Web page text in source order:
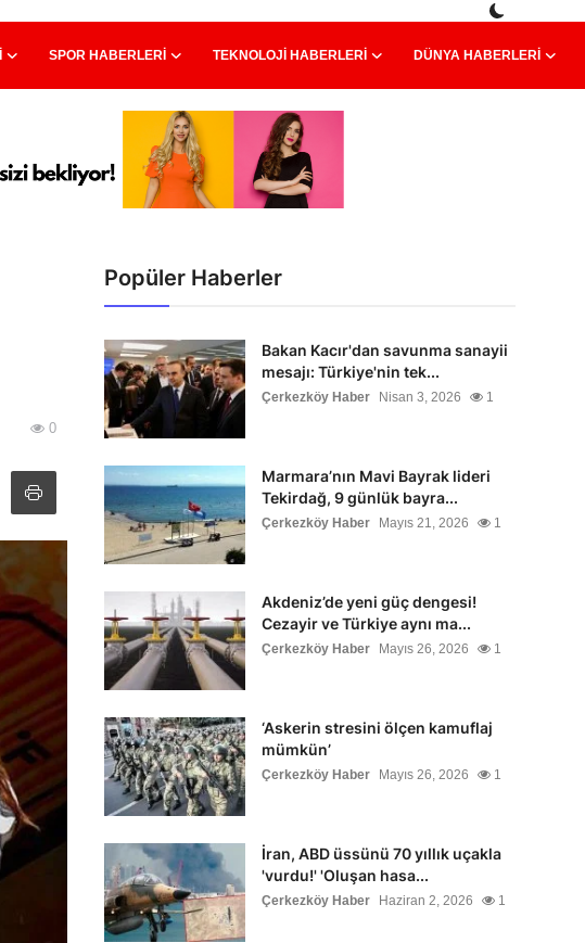
SPOR HABERLERI TEKNOLOJI HABERLERI DÜNYA HABERLERI
0
Popüler Haberler
Bakan Kacır'dan savunma sanayii
mesajı: Türkiye'nin tek...
Çerkezköy Haber Nisan 3, 2026 1
Marmara’nın Mavi Bayrak lideri
Tekirdağ, 9 günlük bayra...
Çerkezköy Haber Mayıs 21, 2026 1
Akdeniz’de yeni güç dengesi!
Cezayir ve Türkiye aynı ma...
Çerkezköy Haber Mayıs 26, 2026 1
‘Askerin stresini ölçen kamuflaj
mümkün’
Çerkezköy Haber Mayıs 26, 2026 1
İran, ABD üssünü 70 yıllık uçakla
'vurdu!' 'Oluşan hasa...
Çerkezköy Haber Haziran 2, 2026 1